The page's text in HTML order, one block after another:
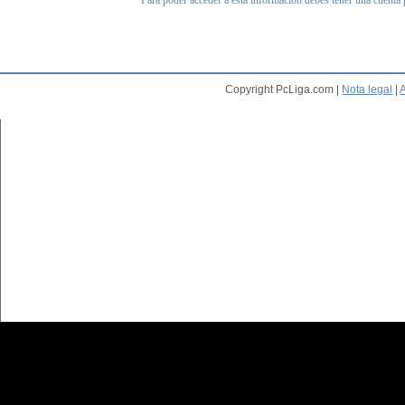
Copyright PcLiga.com | Nota legal |